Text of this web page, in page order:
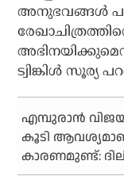
അനുഭവങ്ങള്‍
ട്വിങ്കിള്‍ സൂര്യ
എമ്പുരാന്‍
കൂടി
കാരണമുണ്ട്: